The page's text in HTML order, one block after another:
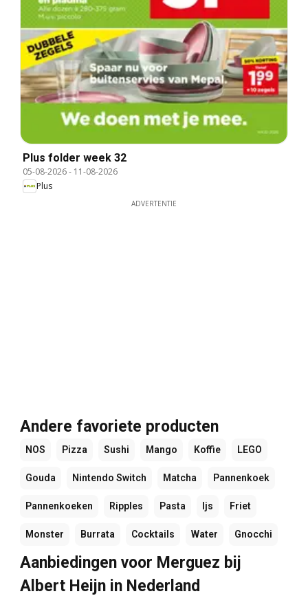
Plus folder week 32
05-08-2026- 11-08-2026
Plus
ADVERTENTIE
Andere favoriete producten
NOS Pizza Sushi Mango Koffie LEGO
Gouda Nintendo Switch Matcha Pannenkoek
Pannenkoeken Ripples Pasta Ijs Friet
Monster Burrata Cocktails Water Gnocchi
Aanbiedingen voor Merguez bij
Albert Heijn in Nederland